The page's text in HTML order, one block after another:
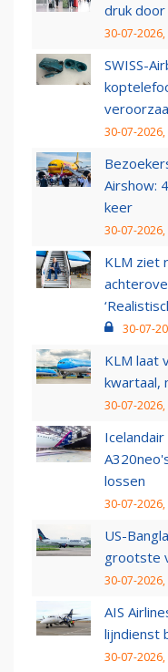
druk
30-07-2026,
SWISS-
30-07-2026,
Airshow:
keer
30-07-2026,
KLM ziet
30-07-
KLM laat
kwartaal,
30-07-2026,
lossen
30-07-2026,
US-
grootste
30-07-2026,
AIS
lijndienst
30-07-2026,